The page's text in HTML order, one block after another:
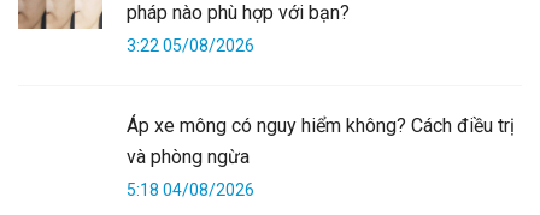
pháp nào phù hợp với bạn?
3:22 05/08/2026
Áp xe mông có nguy hiểm không? Cách điều trị
và phòng ngừa
5:18 04/08/2026